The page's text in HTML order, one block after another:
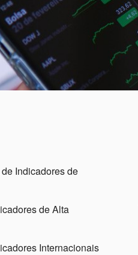
Indicadores de
de Alta
Internacionais